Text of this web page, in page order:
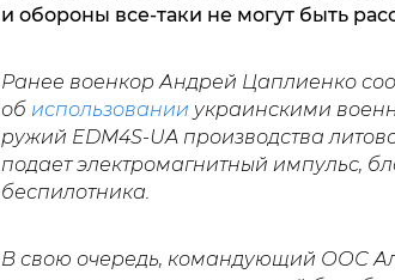
и обороны все-таки не могут быть
Ранее военкор Андрей Цаплиенко
об использовании украинскими
ружий EDM4S-UA производства
подает электромагнитный импульс,
беспилотника.
В свою очередь, командующий ООС